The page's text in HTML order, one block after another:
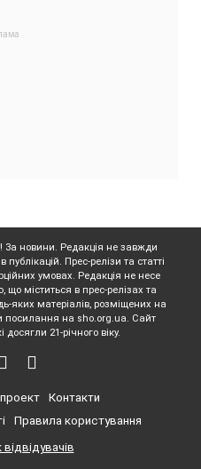
За новини. Редакція не завжди
Прес-релізи та статті
умовах. Редакція не несе
що міститься в прес-релізах та
яких матеріалів, розміщених на
посилання на sho.org.ua. Сайт
21-річного віку.
Контакти
Правила користування